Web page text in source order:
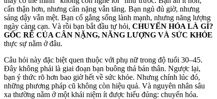
cẩn thận hơn, nhưng cân nặng vẫn tăng. Bạn ngủ đủ giờ, nhưng
sáng dậy vẫn mệt. Bạn cố gắng sống lành mạnh, nhưng năng lượng
ngày càng cạn. Và rồi bạn bắt đầu tự hỏi, CHUYỂN HÓA LÀ GÌ?
GỐC RỄ CỦA CÂN NẶNG, NĂNG LƯỢNG VÀ SỨC KHỎE
thực sự nằm ở đâu.
Câu hỏi này đặc biệt quen thuộc với phụ nữ trong độ tuổi 30–45.
Đây không phải là giai đoạn bạn buông thả bản thân. Ngược lại,
bạn ý thức rõ hơn bao giờ hết về sức khỏe. Nhưng chính lúc đó,
những phương pháp cũ không còn hiệu quả. Và nguyên nhân sâu
xa thường nằm ở một khái niệm ít được hiểu đúng: chuyển hóa.